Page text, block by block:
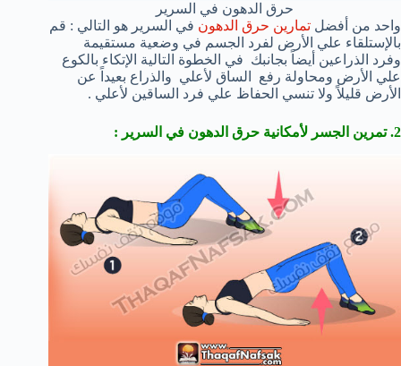
حرق الدهون في السرير
واحد من أفضل تمارين حرق الدهون في السرير هو التالي : قم
بالإستلقاء علي الأرض لفرد الجسم في وضعية مستقيمة
وفرد الذراعين أيضاً بجانبك في الخطوة التالية الإتكاء بالكوع
علي الأرض ومحاولة رفع الساق لأعلي والذراع بعيداً عن
الأرض قليلاً ولا تنسي الحفاظ علي فرد الساقين لأعلي .
2. تمرين الجسر لأمكانية حرق الدهون في السرير :